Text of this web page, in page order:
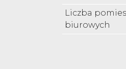
Liczba
biurowych